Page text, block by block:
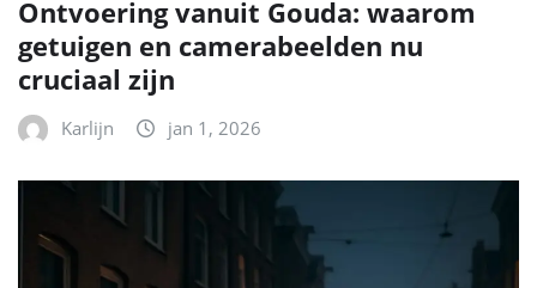
Ontvoering vanuit Gouda: waarom
getuigen en camerabeelden nu
cruciaal zijn
Karlijn jan 1, 2026